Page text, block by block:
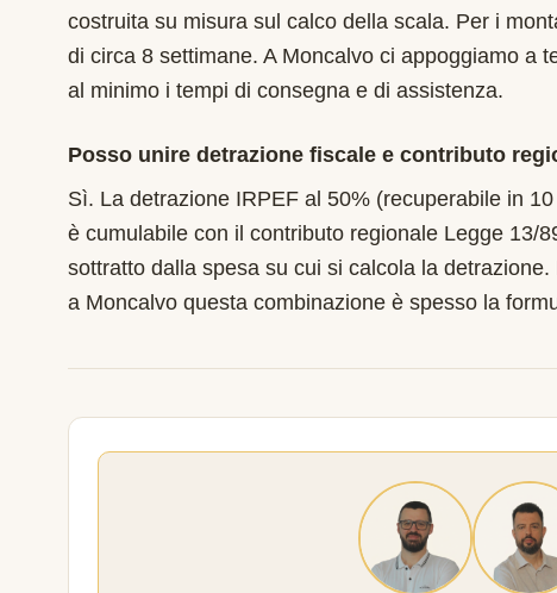
costruita su misura sul calco della scala. Per i
di circa 8 settimane. A Moncalvo ci appoggiamo a
al minimo i tempi di consegna e di assistenza.
Posso unire detrazione fiscale e contributo
Sì. La detrazione IRPEF al 50% (recuperabile in
è cumulabile con il contributo regionale Legge 13/
sottratto dalla spesa su cui si calcola la
a Moncalvo questa combinazione è spesso la